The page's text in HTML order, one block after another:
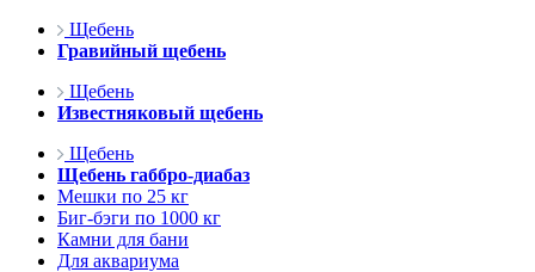
Щебень
Гравийный щебень
Щебень
Известняковый щебень
Щебень
Щебень габбро-диабаз
Мешки по 25 кг
Биг-бэги по 1000 кг
Камни для бани
Для аквариума